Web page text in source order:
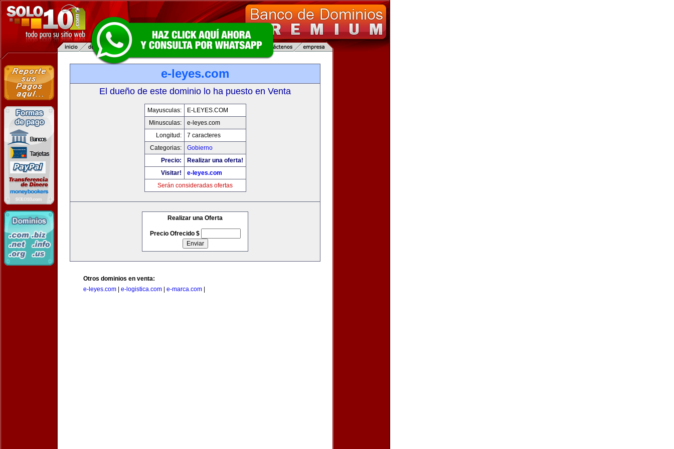
e-leyes.com
El dueño de este dominio lo ha puesto en Venta
Mayusculas:
E-LEYES.COM
Minusculas:
e-leyes.com
Longitud:
7 caracteres
Categorias:
Gobierno
Precio:
Realizar una oferta!
Visitar!
e-leyes.com
Serán consideradas ofertas
Realizar una Oferta
Precio Ofrecido $
Otros dominios en venta:
e-leyes.com
e-logistica.com e-marca.com